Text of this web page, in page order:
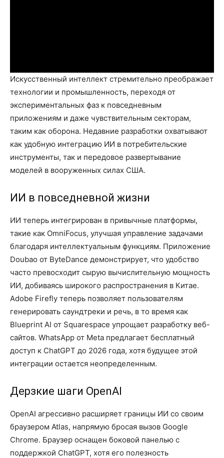
Искусственный интеллект стремительно преображает
технологии и промышленность, переходя от
экспериментальных фаз к повседневным
приложениям и даже чувствительным секторам,
таким как оборона. Недавние разработки охватывают
как удобную интеграцию ИИ в потребительские
инструменты, так и передовое развертывание
моделей в вооруженных силах США.
ИИ в повседневной жизни
ИИ теперь интегрирован в привычные платформы,
такие как OmniFocus, улучшая управление задачами
благодаря интеллектуальным функциям. Приложение
Doubao от ByteDance демонстрирует, что удобство
часто превосходит сырую вычислительную мощность
ИИ, добиваясь широкого распространения в Китае.
Adobe Firefly теперь позволяет пользователям
генерировать саундтреки и речь, в то время как
Blueprint AI от Squarespace упрощает разработку веб-
сайтов. WhatsApp от Meta предлагает бесплатный
доступ к ChatGPT до 2026 года, хотя будущее этой
интеграции остается неопределенным.
Дерзкие шаги OpenAI
OpenAI агрессивно расширяет границы ИИ со своим
браузером Atlas, напрямую бросая вызов Google
Chrome. Браузер оснащен боковой панелью с
поддержкой ChatGPT, хотя его полезность